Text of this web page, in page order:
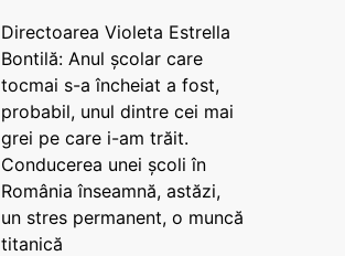
Directoarea Violeta Estrella
Bontilă: Anul școlar care
tocmai s-a încheiat a fost,
probabil, unul dintre cei mai
grei pe care i-am trăit.
Conducerea unei școli în
România înseamnă, astăzi,
un stres permanent, o muncă
titanică